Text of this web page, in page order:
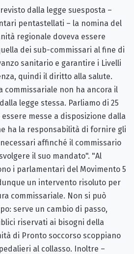
dalla legge suesposta –
pentastellati – la nomina del
regionale doveva essere
dei sub-commissari al fine di
sanitario e garantire i Livelli
quindi il diritto alla salute.
commissariale non ha ancora il
legge stessa. Parliamo di 25
messe a disposizione dalla
ha la responsabilità di fornire gli
affinché il commissario
il suo mandato". "Al
i parlamentari del Movimento 5
un intervento risoluto per
commissariale. Non si può
serve un cambio di passo,
riservati ai bisogni della
di Pronto soccorso scoppiano
al collasso. Inoltre –